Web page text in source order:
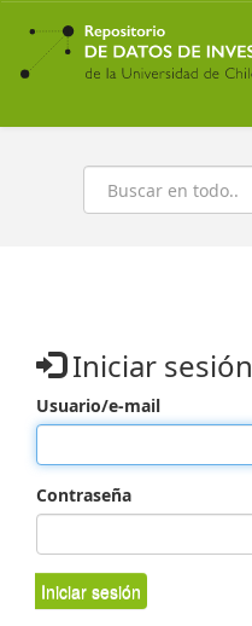
Ir
contenido
principal
Buscar
Iniciar sesión
Usuario/e-mail
Contraseña
Iniciar sesión